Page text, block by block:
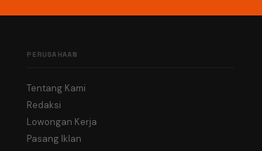
PERUSAHAAN
Tentang Kami
Redaksi
Lowongan Kerja
Pasang Iklan